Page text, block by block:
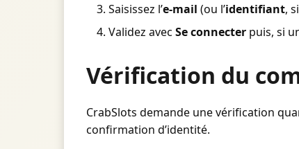
Saisissez l’e-mail (ou l’identifiant,
Validez avec Se connecter puis, si
Vérification du
CrabSlots demande une vérification
confirmation d’identité.